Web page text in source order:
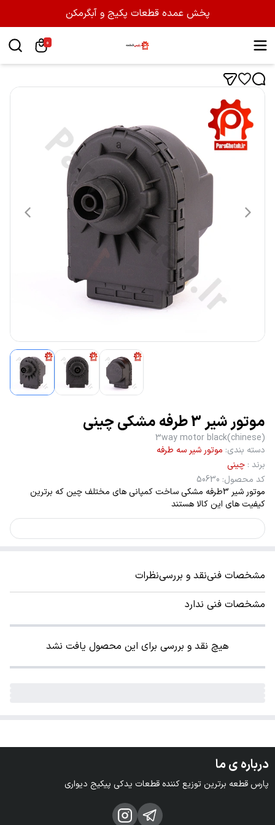
پخش عمده قطعات پکیج و آبگرمکن
0
موتور شیر 3 طرفه مشکی چینی
3way motor black(chinese)
دسته بندی: موتور شیر سه طرفه
برند : چینی
کد محصول:
50630
موتور شیر 3طرفه مشکی ساخت کمپانی های مختلف چین که برترین
کیفیت های این کالا هستند
مشخصات فنینقد و بررسینظرات
مشخصات فنی ندارد
هیچ نقد و بررسی برای این محصول یافت نشد
درباره ی ما
پارس قطعه برترین توزیع کننده قطعات یدکی پیکیج دیواری